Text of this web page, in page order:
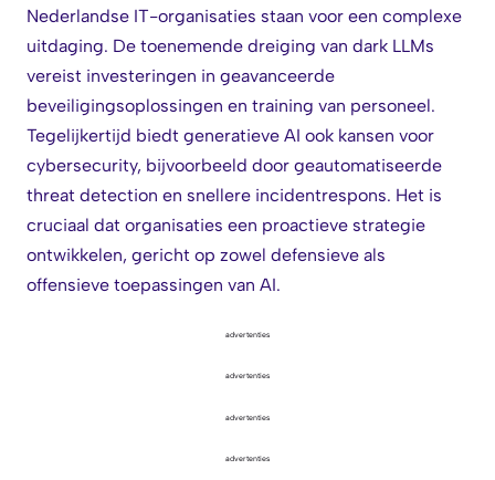
Nederlandse IT-organisaties staan voor een complexe
uitdaging. De toenemende dreiging van dark LLMs
vereist investeringen in geavanceerde
beveiligingsoplossingen en training van personeel.
Tegelijkertijd biedt generatieve AI ook kansen voor
cybersecurity, bijvoorbeeld door geautomatiseerde
threat detection en snellere incidentrespons. Het is
cruciaal dat organisaties een proactieve strategie
ontwikkelen, gericht op zowel defensieve als
offensieve toepassingen van AI.
advertenties
advertenties
advertenties
advertenties